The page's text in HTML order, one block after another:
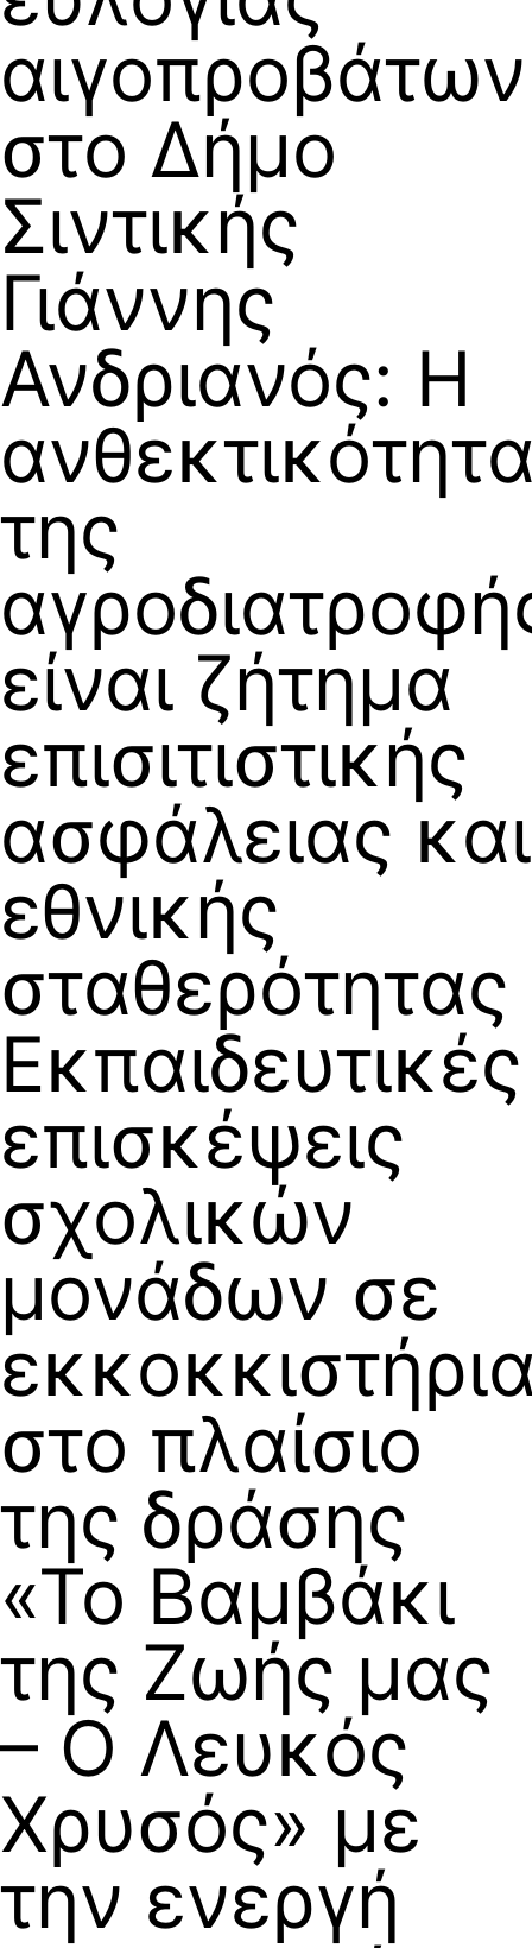
αιγοπροβάτων
στο Δήμο
Σιντικής
Γιάννης
Ανδριανός: Η
της
είναι ζήτημα
επισιτιστικής
ασφάλειας και
εθνικής
σταθερότητας
Εκπαιδευτικές
επισκέψεις
σχολικών
μονάδων σε
στο πλαίσιο
της δράσης
«Το Βαμβάκι
της Ζωής μας
– Ο Λευκός
Χρυσός» με
την ενεργή